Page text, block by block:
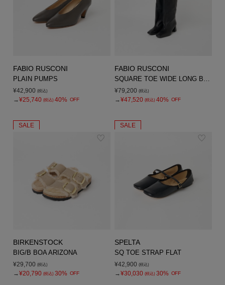
FABIO RUSCONI
PLAIN PUMPS
¥42,900 (税込)
→¥25,740 (税込) 40% OFF
FABIO RUSCONI
SQUARE TOE WIDE LONG BOOTS
¥79,200 (税込)
→¥47,520 (税込) 40% OFF
SALE
BIRKENSTOCK
BIG/B BOA ARIZONA
¥29,700 (税込)
→¥20,790 (税込) 30% OFF
SALE
SPELTA
SQ TOE STRAP FLAT
¥42,900 (税込)
→¥30,030 (税込) 30% OFF